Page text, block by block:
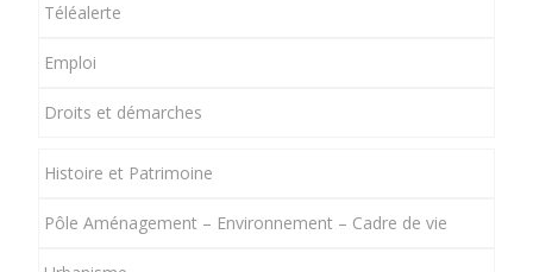
Téléalerte
Emploi
Droits et démarches
Histoire et Patrimoine
Pôle Aménagement – Environnement – Cadre de vie